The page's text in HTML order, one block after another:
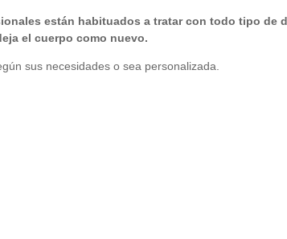
están habituados a tratar con todo tipo de
el cuerpo como nuevo.
sus necesidades o sea personalizada.